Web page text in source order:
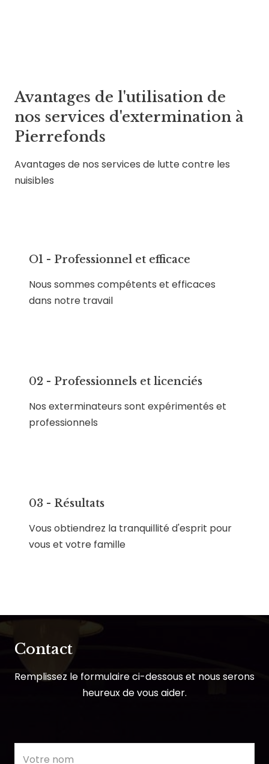
Avantages de l'utilisation de
nos services d'extermination à
Pierrefonds
Avantages de nos services de lutte contre les
nuisibles
O1 - Professionnel et efficace
Nous sommes compétents et efficaces
dans notre travail
02 - Professionnels et licenciés
Nos exterminateurs sont expérimentés et
professionnels
03 - Résultats
Vous obtiendrez la tranquillité d'esprit pour
vous et votre famille
Contact
Remplissez le formulaire ci-dessous et nous serons
heureux de vous aider.